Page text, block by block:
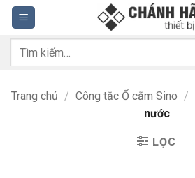
Bỏ
qua
nội
dung
Tìm
Trang chủ / Công tắc Ổ cắm Sino /
nước
LỌC